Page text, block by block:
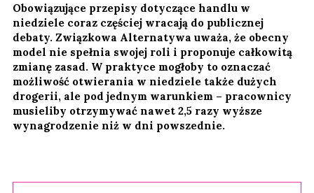
Obowiązujące przepisy dotyczące handlu w
niedziele coraz częściej wracają do publicznej
debaty. Związkowa Alternatywa uważa, że obecny
model nie spełnia swojej roli i proponuje całkowitą
zmianę zasad. W praktyce mogłoby to oznaczać
możliwość otwierania w niedziele także dużych
drogerii, ale pod jednym warunkiem – pracownicy
musieliby otrzymywać nawet 2,5 razy wyższe
wynagrodzenie niż w dni powszednie.